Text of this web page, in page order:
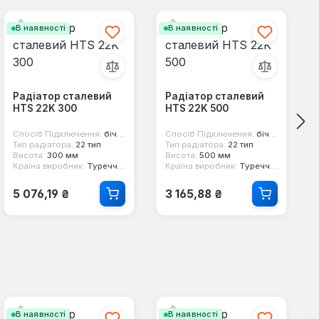
В наявності
Радіатор сталевий
HTS 22K 300
Спосіб Підключення: бічне
Тип радіатора: 22 тип
Висота: 300 мм
Країна виробник: Туреччина
Звичайна ціна:
5 076,19 ₴
В наявності
Радіатор сталевий
HTS 22K 500
Спосіб Підключення: бічне
Тип радіатора: 22 тип
Висота: 500 мм
Країна виробник: Туреччина
Звичайна ціна:
3 165,88 ₴
В наявності В наявності